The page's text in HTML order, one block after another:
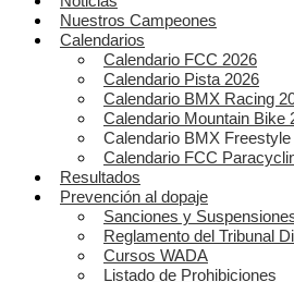
Nuestros Campeones
Calendarios
Calendario FCC 2026
Calendario Pista 2026
Calendario BMX Racing
Calendario Mountain Bike
Calendario BMX Freestyle
Calendario FCC
Resultados
Prevención al dopaje
Sanciones y
Reglamento del Tribunal
Cursos WADA
Listado de Prohibiciones